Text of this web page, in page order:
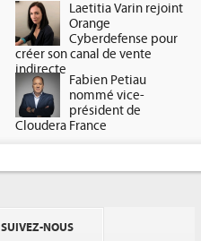
Laetitia Varin rejoint
Orange
Cyberdefense pour
créer son canal de vente
indirecte
Fabien Petiau
nommé vice-
président de
Cloudera France
SUIVEZ-NOUS